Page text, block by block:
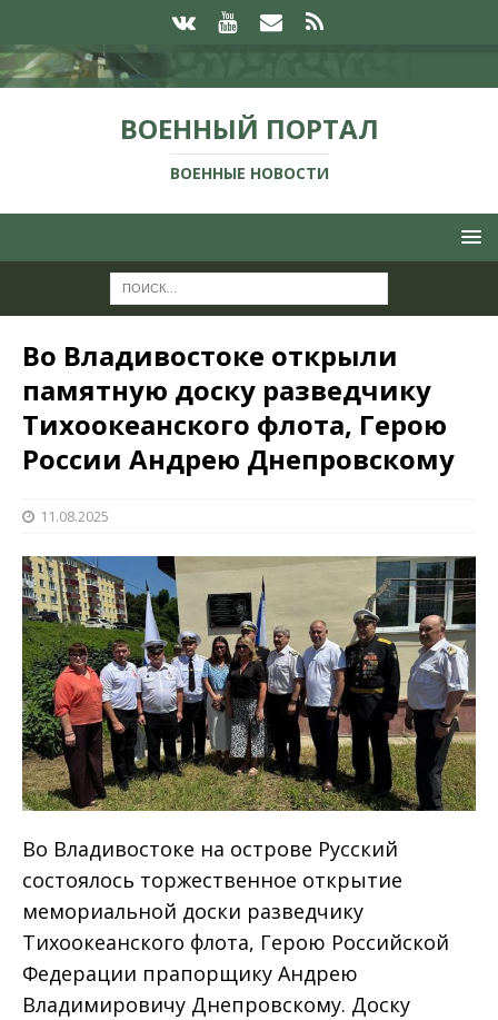
ВОЕННЫЙ ПОРТАЛ
ВОЕННЫЕ НОВОСТИ
Во Владивостоке открыли
памятную доску разведчику
Тихоокеанского флота, Герою
России Андрею Днепровскому
11.08.2025
Во Владивостоке на острове Русский
состоялось торжественное открытие
мемориальной доски разведчику
Тихоокеанского флота, Герою Российской
Федерации прапорщику Андрею
Владимировичу Днепровскому. Доску